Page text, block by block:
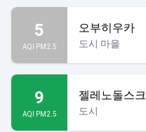
5
AQI PM2.5
오부히우카
도시 마을
9
AQI PM2.5
젤레노돌스크
도시